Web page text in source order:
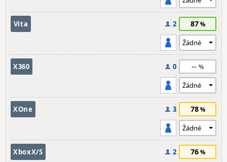
Vita 2 87
X360 0 --
XOne 3 78
XboxX/S 2 76